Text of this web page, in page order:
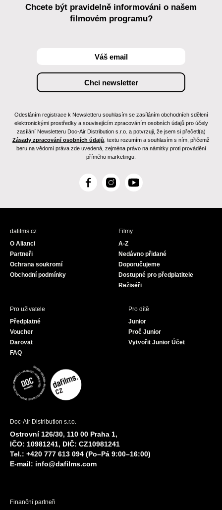
Chcete být pravidelně informováni o našem
filmovém programu?
Odesláním registrace k Newsletteru souhlasím se zasíláním obchodních sdělení
elektronickými prostředky a souvisejícím zpracováním osobních údajů pro účely
zasílání Newsletteru Doc-Air Distribution s.r.o. a potvrzuji, že jsem si přečetl(a)
Zásady zpracování osobních údajů , textu rozumím a souhlasím s ním, přičemž
beru na vědomí práva zde uvedená, zejména právo na námitky proti provádění
přímého marketingu.
F
c
I
s
Y
u
dafilms.cz
O Alianci
Partneři
Ochrana soukromí
Obchodní podmínky
Filmy
A-Z
Nedávno přidané
Doporučujeme
Dostupné pro předplatitele
Režiséři
Pro uživatele
Předplatné
Voucher
Darovat
FAQ
Pro dítě
Junior
Proč Junior
Vytvořit Junior Účet
Doc-Air Distribution s.r.o.
Ostrovní 126/30, 110 00 Praha 1,
IČO: 10981241, DIČ: CZ10981241
Tel.: +420 777 613 094 (Po–Pá 9:00–16:00)
E-mail: info@dafilms.com
Finanční partneři